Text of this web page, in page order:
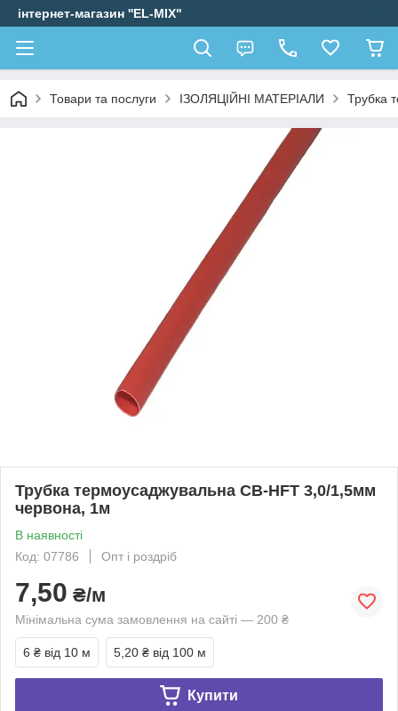
інтернет-магазин ''EL-MIX"
Товари та послуги ІЗОЛЯЦІЙНІ МАТЕРІАЛИ Трубка
Трубка термоусаджувальна CB-HFT 3,0/1,5мм
червона, 1м
В наявності
Код: 07786
Опт і роздріб
7,50 ₴/м
Мінімальна сума замовлення на сайті — 200 ₴
6 ₴ від 10 м 5,20 ₴ від 100 м
Купити